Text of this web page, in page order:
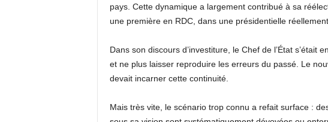
pays. Cette dynamique a largement contribué à sa
une première en RDC, dans une présidentielle
Dans son discours d’investiture, le Chef de l’État s’était
et ne plus laisser reproduire les erreurs du passé. Le
devait incarner cette continuité.
Mais très vite, le scénario trop connu a refait surface :